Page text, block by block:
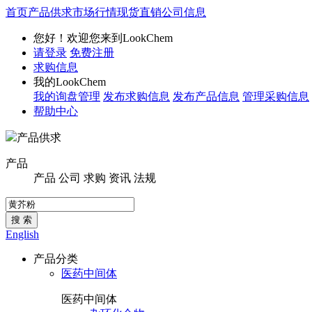
首页产品供求市场行情现货直销公司信息
您好！欢迎您来到LookChem
请登录 免费注册
求购信息
我的LookChem
我的询盘管理 发布求购信息 发布产品信息 管理采购信息
帮助中心
产品供求
产品
产品 公司 求购 资讯 法规
搜 索
English
产品分类
医药中间体
医药中间体